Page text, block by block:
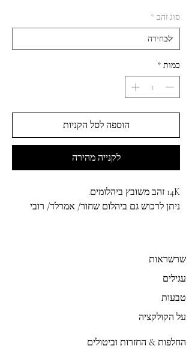
סוג זהב *
כמות *
הוספה לסל הקניות
לקנייה מהירה
14K זהב משובץ ביהלומים.
ניתן לרכוש גם ביהלום שחור/ אמרלד/ רובי
שרשראות
עגילים
טבעות
על הקולקציה
החלפות & החזרות וביטולים